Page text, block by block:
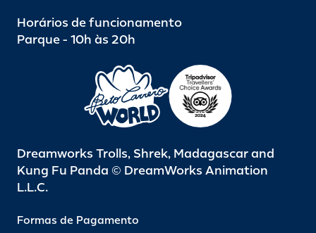
Horários de funcionamento
Parque - 10h às 20h
Dreamworks Trolls, Shrek, Madagascar and
Kung Fu Panda © DreamWorks Animation
L.L.C.
Formas de Pagamento